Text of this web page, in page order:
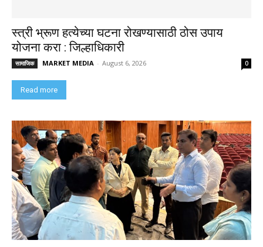
स्त्री भ्रूण हत्येच्या घटना रोखण्यासाठी ठोस उपाय
योजना करा : जिल्हाधिकारी
सामाजिक MARKET MEDIA - August 6, 2026 0
Read more